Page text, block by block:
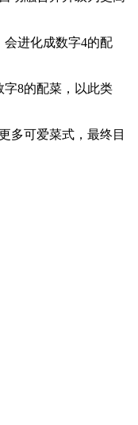
会进化成数字4的配
字8的配菜，以此类
多可爱菜式，最终目